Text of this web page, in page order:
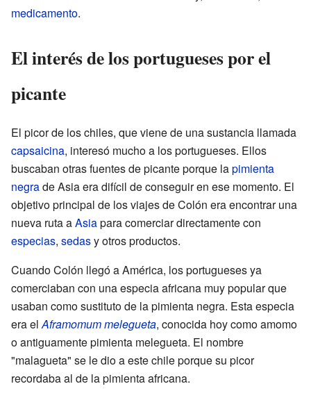
medicamento.
El interés de los portugueses por el
picante
El picor de los chiles, que viene de una sustancia llamada
capsaicina, interesó mucho a los portugueses. Ellos
buscaban otras fuentes de picante porque lapimienta
negrade Asia era difícil de conseguir en ese momento. El
objetivo principal de los viajes de Colón era encontrar una
nueva ruta aAsiapara comerciar directamente con
especias, sedasy otros productos.
Cuando Colón llegó a América, los portugueses ya
comerciaban con una especia africana muy popular que
usaban como sustituto de la pimienta negra. Esta especia
era elAframomum melegueta, conocida hoy como amomo
o antiguamente pimienta melegueta. El nombre
"malagueta" se le dio a este chile porque su picor
recordaba al de la pimienta africana.